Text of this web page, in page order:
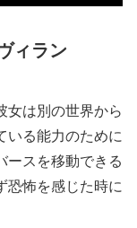
ィラン
女は別の世界から
いる能力のために
ースを移動できる
恐怖を感じた時に